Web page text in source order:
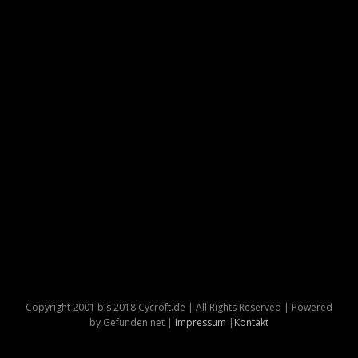
Copyright 2001 bis 2018 Cycroft.de | All Rights Reserved | Powered
by Gefunden.net | Impressum | Kontakt